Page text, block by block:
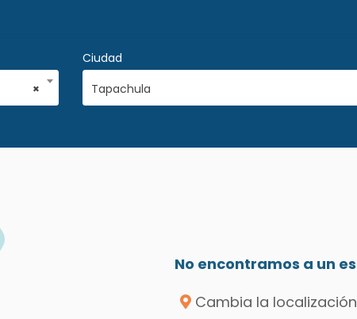
×
Ciudad
Tapachula
No encontramos a un
Cambia la